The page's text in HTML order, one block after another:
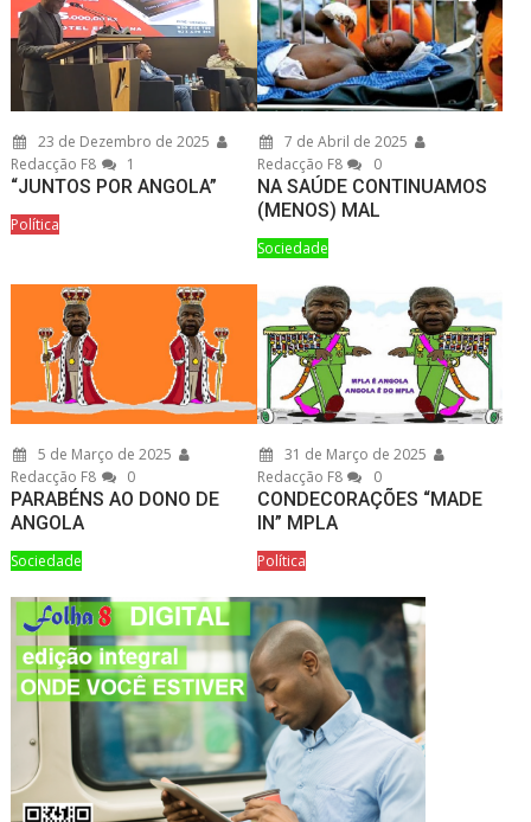
23 de Dezembro de 2025
Redacção F8
1
“JUNTOS POR ANGOLA”
Política
7 de Abril de 2025
Redacção F8
0
NA SAÚDE CONTINUAMOS
(MENOS) MAL
Sociedade
5 de Março de 2025
Redacção F8
0
PARABÉNS AO DONO DE
ANGOLA
Sociedade
31 de Março de 2025
Redacção F8
0
CONDECORAÇÕES “MADE
IN” MPLA
Política